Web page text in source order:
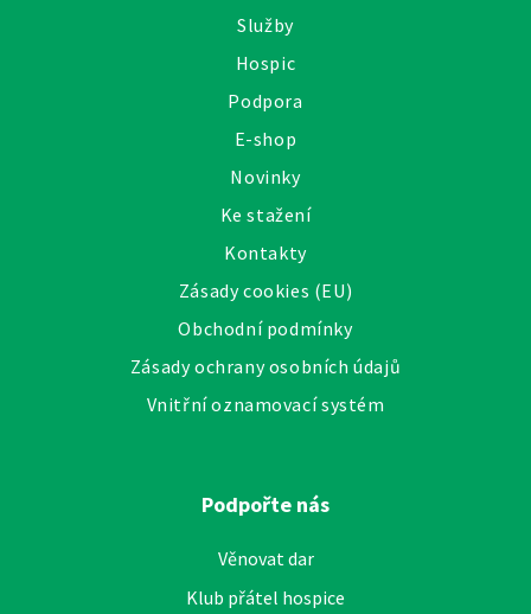
Služby
Hospic
Podpora
E-shop
Novinky
Ke stažení
Kontakty
Zásady cookies (EU)
Obchodní podmínky
Zásady ochrany osobních údajů
Vnitřní oznamovací systém
Podpořte nás
Věnovat dar
Klub přátel hospice